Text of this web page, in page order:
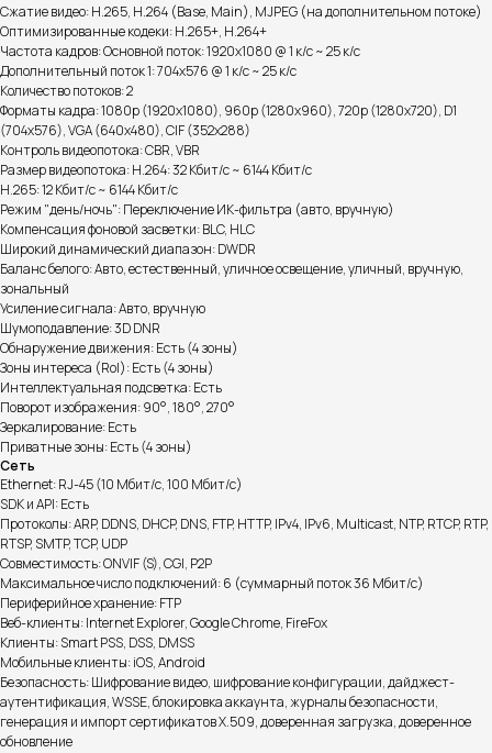
Сжатие видео: H.265, H.264 (Base, Main), MJPEG (на дополнительном потоке)
Оптимизированные кодеки: H.265+, H.264+
Частота кадров: Основной поток: 1920x1080 @ 1 к/с ~ 25 к/с
Дополнительный поток 1: 704x576 @ 1 к/с ~ 25 к/с
Количество потоков: 2
Форматы кадра: 1080p (1920x1080), 960p (1280x960), 720p (1280x720), D1
(704x576), VGA (640x480), CIF (352x288)
Контроль видеопотока: CBR, VBR
Размер видеопотока: H.264: 32 Кбит/с ~ 6144 Кбит/с
H.265: 12 Кбит/с ~ 6144 Кбит/с
Режим "день/ночь": Переключение ИК-фильтра (авто, вручную)
Компенсация фоновой засветки: BLC, HLC
Широкий динамический диапазон: DWDR
Баланс белого: Авто, естественный, уличное освещение, уличный, вручную,
зональный
Усиление сигнала: Авто, вручную
Шумоподавление: 3D DNR
Обнаружение движения: Есть (4 зоны)
Зоны интереса (RoI): Есть (4 зоны)
Интеллектуальная подсветка: Есть
Поворот изображения: 90°, 180°, 270°
Зеркалирование: Есть
Приватные зоны: Есть (4 зоны)
Сеть
Ethernet: RJ-45 (10 Мбит/с, 100 Мбит/с)
SDK и API: Есть
Протоколы: ARP, DDNS, DHCP, DNS, FTP, HTTP, IPv4, IPv6, Multicast, NTP, RTCP, RTP,
RTSP, SMTP, TCP, UDP
Совместимость: ONVIF (S), CGI, P2P
Максимальное число подключений: 6 (суммарный поток 36 Мбит/с)
Периферийное хранение: FTP
Веб-клиенты: Internet Explorer, Google Chrome, FireFox
Клиенты: Smart PSS, DSS, DMSS
Мобильные клиенты: iOS, Android
Безопасность: Шифрование видео, шифрование конфигурации, дайджест-
аутентификация, WSSE, блокировка аккаунта, журналы безопасности,
генерация и импорт сертификатов X.509, доверенная загрузка, доверенное
обновление
Информация на сайте не является публичной офертой.
Доставка, способы
оплаты и возврат
готовы ответить на все ваши вопросы